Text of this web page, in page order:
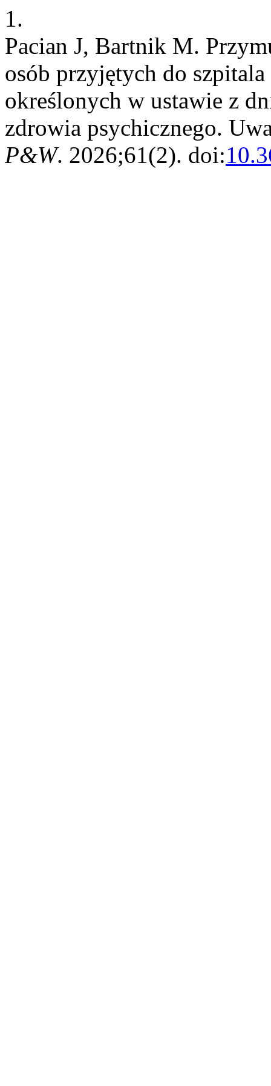
1.
Pacian J, Bartnik M.
osób przyjętych do
określonych w ustawie z
zdrowia psychicznego.
P&W. 2026;61(2). doi: